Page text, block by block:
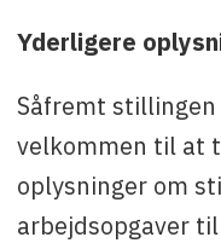
Yderligere
Såfremt
velkommen til at
oplysninger om
arbejdsopgaver